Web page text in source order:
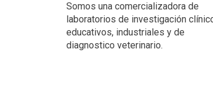
Somos una comercializadora de
laboratorios de investigación
educativos, industriales y de
diagnostico veterinario.